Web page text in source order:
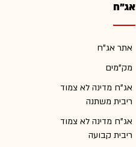
אג"ח
אתר אג"ח
מק"מים
אג"ח מדינה לא צמוד
ריבית משתנה
אג"ח מדינה לא צמוד
ריבית קבועה